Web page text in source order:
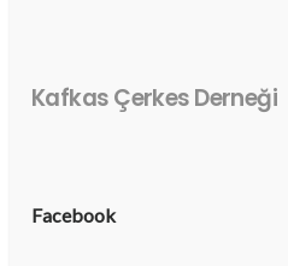
Kafkas Çerkes Derneği
Facebook